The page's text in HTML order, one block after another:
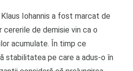
Iohannis a fost marcat de
de demisie vin ca o
acumulate. În timp ce
stabilitatea pe care a adus-o în